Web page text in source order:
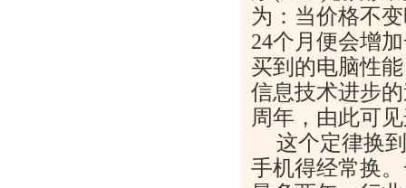
为：当价格不
24个月便会增
买到的电脑性
信息技术进步
周年，由此可
这个定律换
手机得经常换